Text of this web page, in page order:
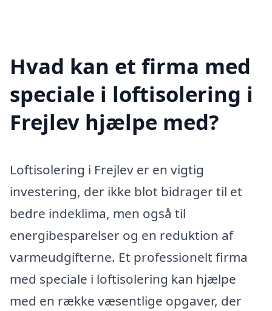
Hvad kan et firma med
speciale i loftisolering i
Frejlev hjælpe med?
Loftisolering i Frejlev er en vigtig
investering, der ikke blot bidrager til et
bedre indeklima, men også til
energibesparelser og en reduktion af
varmeudgifterne. Et professionelt firma
med speciale i loftisolering kan hjælpe
med en række væsentlige opgaver, der